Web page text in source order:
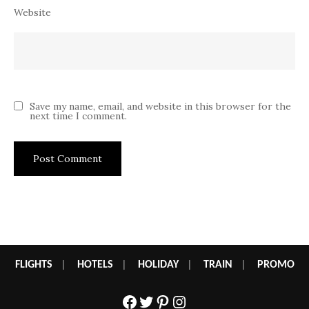
Website
Save my name, email, and website in this browser for the
next time I comment.
FLIGHTS HOTELS HOLIDAY| TRAIN PROMO
Facebook
Twitter
Pinterest
Instagram